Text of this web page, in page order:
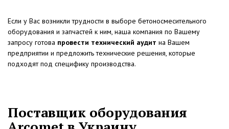
Если у Вас возникли трудности в выборе бетоносмесительного
оборудования и запчастей к ним, наша компания по Вашему
запросу готова провести технический аудит на Вашем
предприятии и предложить технические решения, которые
подходят под специфику производства.
Поставщик оборудования